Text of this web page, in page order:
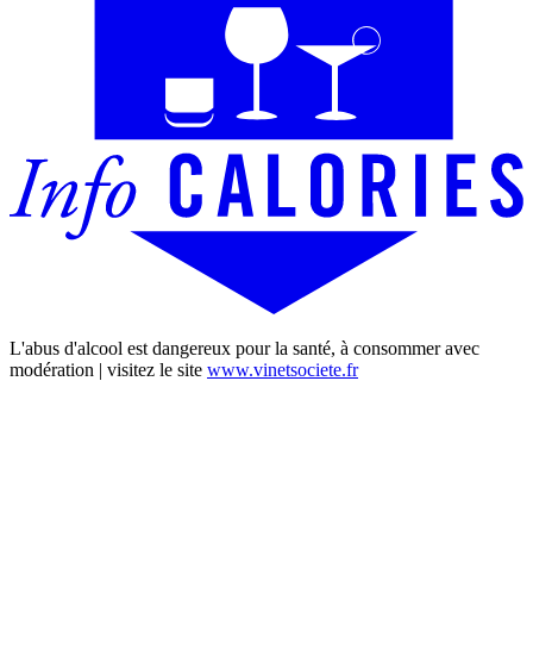
L'abus d'alcool est dangereux pour la santé, à consommer avec
modération | visitez le site www.vinetsociete.fr